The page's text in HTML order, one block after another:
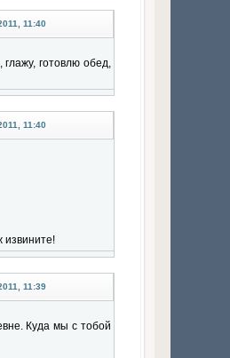
11:40
готовлю обед,
11:40
извините!
11:39
Куда мы с тобой